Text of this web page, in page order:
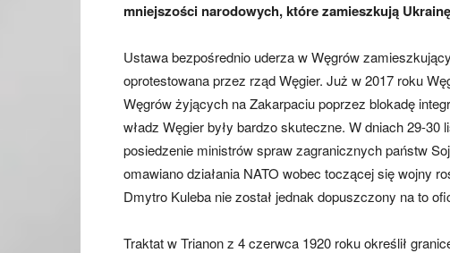
mniejszości narodowych, które zamieszkują
Ustawa bezpośrednio uderza w Węgrów
oprotestowana przez rząd Węgier. Już w 2017 roku
Węgrów żyjących na Zakarpaciu poprzez blokadę
władz Węgier były bardzo skuteczne. W dniach 29-
posiedzenie ministrów spraw zagranicznych państw
omawiano działania NATO wobec toczącej się wojny
Dmytro Kuleba nie został jednak dopuszczony na to
Traktat w Trianon z 4 czerwca 1920 roku określił